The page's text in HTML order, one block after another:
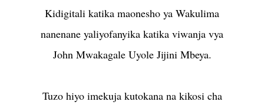
Kidigitali katika maonesho ya Wakulima
nanenane yaliyofanyika katika viwanja vya
John Mwakagale Uyole Jijini Mbeya.
Tuzo hiyo imekuja kutokana na kikosi cha